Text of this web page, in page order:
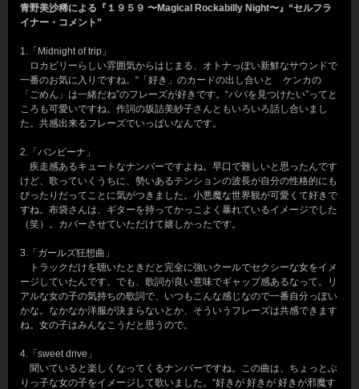
青野美沙稀による『１９５９ 〜Magical Rockabilly Night〜』“セルフラ
イナー・コメント”
1.「Midnight of trip」
ロカビリーらしい雰囲気からはじまる、オトナっぽい新鮮なサウンドで
一番のお気に入りですね。“「好き」のカードの出し合いと ケンカの
「ごめん」は一緒だね”のフレーズが好きです。“パパを見つけたい”ってと
ころも可愛いですね。作詞の坂詰美紗子さんともいろいろ話し合いまし
た。共感出来るフレーズでいっぱいなんです。
2.「バンビーナ」
疾走感あるキュートなナンバーですよね。早口で難しいと思ったんです
けど、歌っていくうちに、勢いあるテンションの波長が自分の性格的にも
ぴったりだってことに気がつきました。小悪魔な世界観が可愛くて好きで
すね。布袋さんは、ギターを持ってかっこよく暴れているイメージでした
（笑）。カバーさせていただけて嬉しかったです。
3.「ガールズ狂想曲」
トラックだけを聴いたときだと完全に強いクールでセクシーな女をイメ
ージしていたんです。でも、歌詞が良い意味でギャップ感あるなって。リ
アルな女の子の気持ちの歌詞で、いつもこんな感じなので一番自分っぽい
かな。なかなか洋服が決まらないとか、そういうフレーズは共感できます
ね。女の子はみんなこうだと思うので。
4.「sweet drive」
聞いていると楽しくなってくるナンバーですね。この曲は、ちょっとぶ
りっ子な女の子をイメージして歌いました。“好きが 好きが 好きが邪魔す